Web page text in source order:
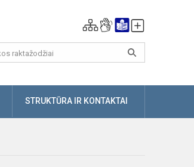
STRUKTŪRA IR KONTAKTAI